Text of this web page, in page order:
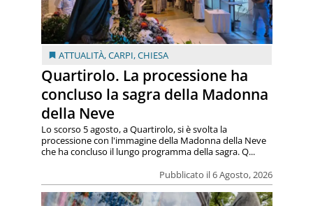
ATTUALITÀ,CARPI,CHIESA
Quartirolo. La processione ha
concluso la sagra della Madonna
della Neve
Pubblicato il 6 Agosto, 2026
Lo scorso 5 agosto, a Quartirolo, si è svolta la
processione con l'immagine della Madonna della Neve
che ha concluso il lungo programma della sagra. Q...